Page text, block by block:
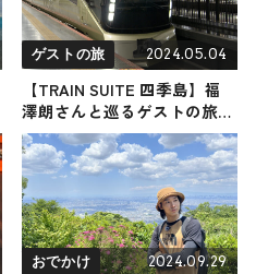
ゲストの旅 2024.05.04
【TRAIN SUITE 四季島】福
澤朗さんと巡るゲストの旅！
おすすめの観光・グルメをご
紹介 2024年5月4日放送
おでかけ 2024.09.29